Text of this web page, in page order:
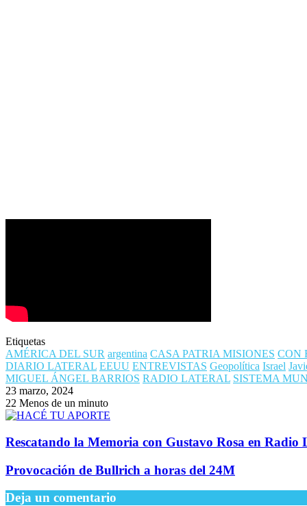
Etiquetas
AMÉRICA DEL SUR argentina CASA PATRIA MISIONES CON
DIARIO LATERAL EEUU ENTREVISTAS Geopolítica Israel
MIGUEL ÁNGEL BARRIOS RADIO LATERAL SISTEMA
23 marzo, 2024
22 Menos de un minuto
Rescatando la Memoria con Gustavo Rosa en Radio
Provocación de Bullrich a horas del 24M
Deja un comentario